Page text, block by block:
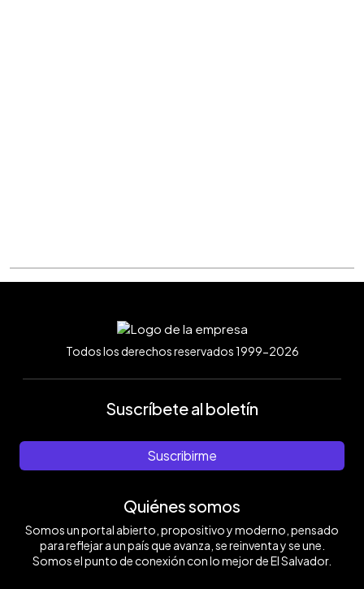
Todos los derechos reservados 1999-2026
Suscríbete al boletín
Suscribirme
Quiénes somos
Somos un portal abierto, propositivo y moderno, pensado
para reflejar a un país que avanza, se reinventa y se une.
Somos el punto de conexión con lo mejor de El Salvador.